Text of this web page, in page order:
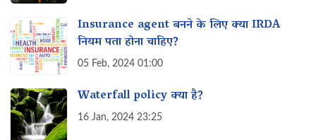
Insurance agent बनने के लिए क्या IRDA
नियम पता होना चाहिए?
05 Feb, 2024 01:00
Waterfall policy क्या है?
16 Jan, 2024 23:25